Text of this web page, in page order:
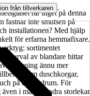
rår inget på denna
fastnar inte smutsen på
installationen? Med hjälp
för erfarna hemmafixare.
sortimentet
urval av blandare hittar
ännu mer
som duschkorgar,
på ditt badrum. För
i många andra storlekar
från tillverkaren .